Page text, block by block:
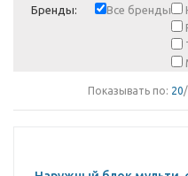
Бренды: Все бренды
Показывать по: 20/